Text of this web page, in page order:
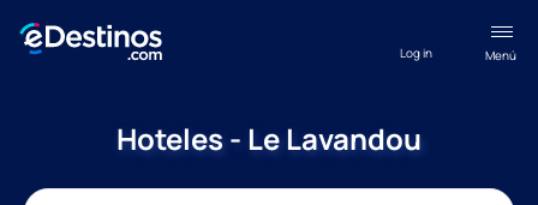
Menú
Log in
Hoteles - Le Lavandou